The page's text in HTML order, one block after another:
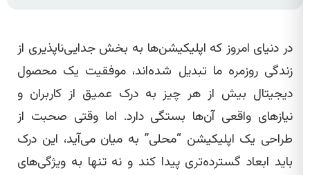
در دنیای امروز که اپلیکیشن‌ها به بخش جدایی‌ناپذیری از
زندگی روزمره ما تبدیل شده‌اند، موفقیت یک محصول
دیجیتال بیش از هر چیز به درک عمیق از کاربران و
نیازهای واقعی آن‌ها بستگی دارد. اما وقتی صحبت از
طراحی یک اپلیکیشن “محلی” به میان می‌آید، این درک
باید ابعاد گسترده‌تری پیدا کند و نه تنها به ویژگی‌های